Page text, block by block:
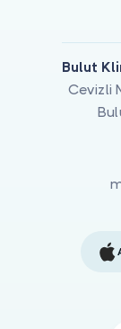
Bulut
Cevizli